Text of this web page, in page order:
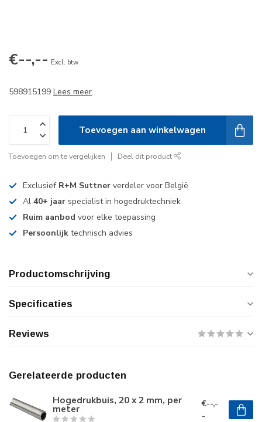
€--,-- Excl. btw
598915199 Lees meer.
Toevoegen aan winkelwagen
Toevoegen om te vergelijken Deel dit product
Exclusief R+M Suttner verdeler voor België
Al 40+ jaar specialist in hogedruktechniek
Ruim aanbod voor elke toepassing
Persoonlijk technisch advies
Productomschrijving
Specificaties
Reviews
Gerelateerde producten
Hogedrukbuis, 20 x 2 mm, per
meter
€--,-
-